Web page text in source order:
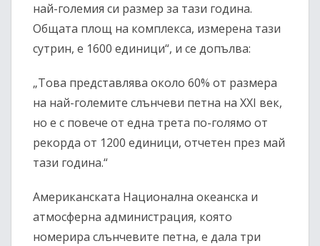
най-големия си размер за тази година.
Общата площ на комплекса, измерена тази
сутрин, е 1600 единици“, и се допълва:
„Това представлява около 60% от размера
на най-големите слънчеви петна на XXI век,
но е с повече от една трета по-голямо от
рекорда от 1200 единици, отчетен през май
тази година.“
Американската Национална океанска и
атмосферна администрация, която
номерира слънчевите петна, е дала три